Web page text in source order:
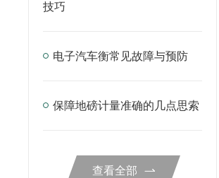
技巧
电子汽车衡常见故障与预防
保障地磅计量准确的几点思索
查看全部